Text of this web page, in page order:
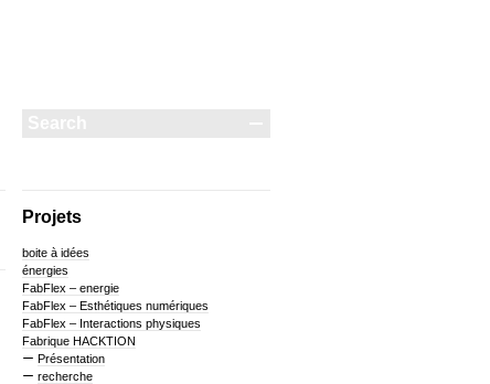
Projets
boite à idées
énergies
FabFlex – energie
FabFlex – Esthétiques numériques
FabFlex – Interactions physiques
Fabrique HACKTION
Présentation
recherche